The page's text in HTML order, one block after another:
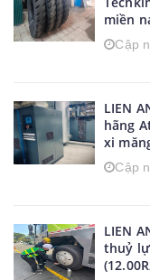
miền
Cập
LIEN
hãng
xi
Cập
LIEN
thuỷ